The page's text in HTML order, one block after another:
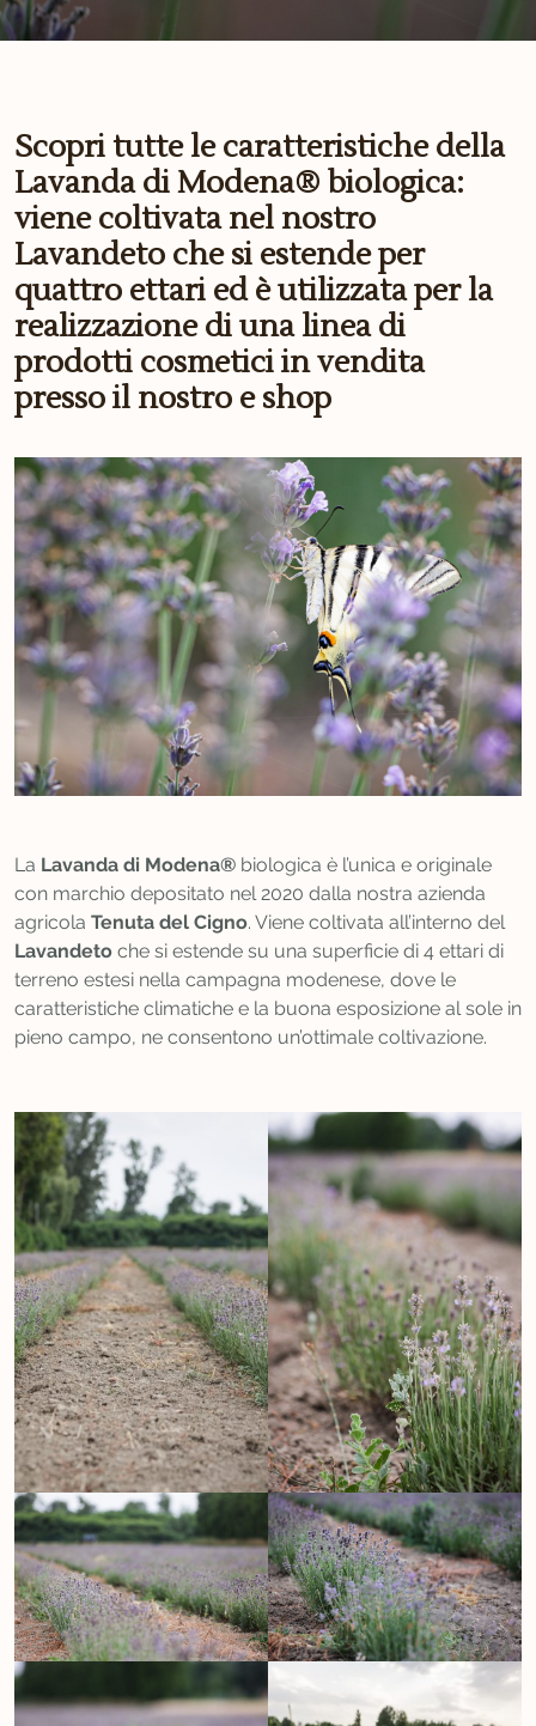
Scopri tutte le caratteristiche della
Lavanda di Modena® biologica:
viene coltivata nel nostro
Lavandeto che si estende per
quattro ettari ed è utilizzata per la
realizzazione di una linea di
prodotti cosmetici in vendita
presso il nostro e shop
La Lavanda di Modena® biologica è l’unica e originale
con marchio depositato nel 2020 dalla nostra azienda
agricola Tenuta del Cigno. Viene coltivata all’interno del
Lavandeto che si estende su una superficie di 4 ettari di
terreno estesi nella campagna modenese, dove le
caratteristiche climatiche e la buona esposizione al sole in
pieno campo, ne consentono un’ottimale coltivazione.